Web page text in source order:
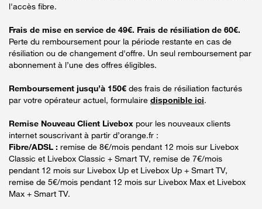
l'accès fibre.
Frais de mise en service de 49€. Frais de résiliation de 60€.
Perte du remboursement pour la période restante en cas de
résiliation ou de changement d'offre. Un seul remboursement par
abonnement à l’une des offres éligibles.
Remboursement jusqu’à 150€ des frais de résiliation facturés
par votre opérateur actuel, formulaire disponible ici.
Remise Nouveau Client Livebox pour les nouveaux clients
internet souscrivant à partir d’orange.fr :
Fibre/ADSL : remise de 8€/mois pendant 12 mois sur Livebox
Classic et Livebox Classic + Smart TV, remise de 7€/mois
pendant 12 mois sur Livebox Up et Livebox Up + Smart TV,
remise de 5€/mois pendant 12 mois sur Livebox Max et Livebox
Max + Smart TV.